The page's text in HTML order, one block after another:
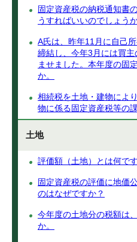
固定資産税の納税通知書
うすればいいのでしょう
A氏は、昨年11月に自己
締結し、今年3月には買
ませました。本年度の固
か。
相続税を土地・建物によ
物に係る固定資産税等の
土地
評価額（土地）とは何で
固定資産税の評価に地価
のはなぜですか？
今年度の土地分の税額は
か。